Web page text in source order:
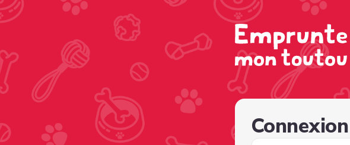
Connexion
/sign-in?nextPage=%2Fview-profile%2F2b94df0f-50cb-462b-ac65-b1f5c5cc803f